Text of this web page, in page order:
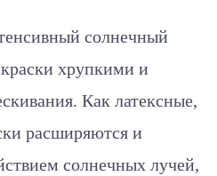
солнечный
хрупкими и
Как латексные,
расширяются и
солнечных лучей,